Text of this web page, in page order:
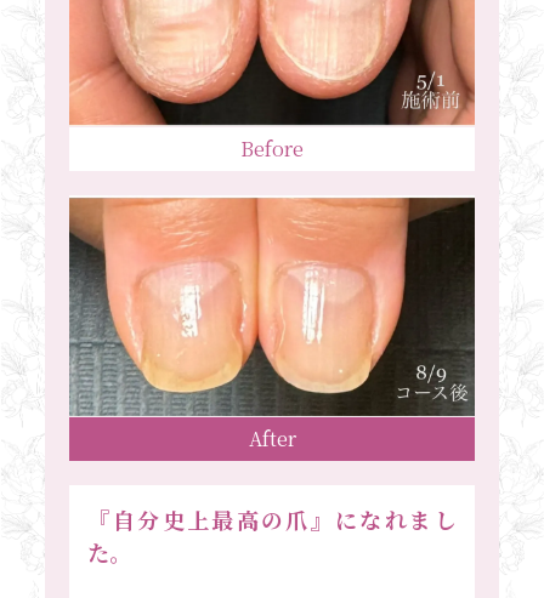
Before
After
『自分史上最高の爪』になれまし
た。